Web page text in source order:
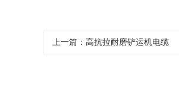
上一篇： 高抗拉耐磨铲运机电缆